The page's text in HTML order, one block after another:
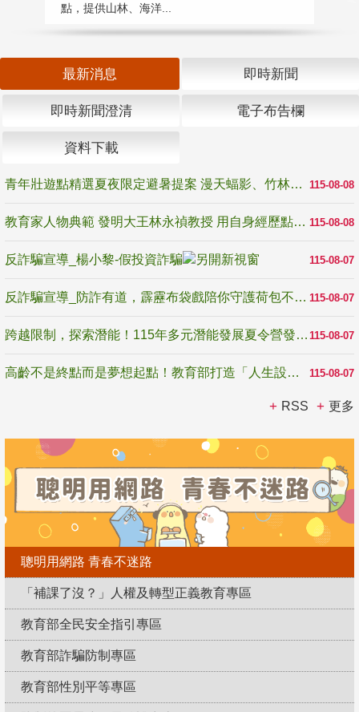
點，提供山林、海洋...
最新消息 即時新聞
即時新聞澄清 電子布告欄
資料下載
115-08-08
青年壯遊點精選夏夜限定避暑提案 漫天蝠影、竹林尋蛙、茶香夜觀 邀青年暮色出發
115-08-08
教育家人物典範 發明大王林永禎教授 用自身經歷點亮學生的路
115-08-07
反詐騙宣導_楊小黎-假投資詐騙
115-08-07
反詐騙宣導_防詐有道，霹靂布袋戲陪你守護荷包不受騙
115-08-07
跨越限制，探索潛能！115年多元潛能發展夏令營發掘生命無限可能
115-08-07
高齡不是終點而是夢想起點！教育部打造「人生設計夢工場」 參展第3屆高齡健康產業博覽會
RSS 更多
聰明用網路 青春不迷路
「補課了沒？」人權及轉型正義教育專區
教育部全民安全指引專區
教育部詐騙防制專區
教育部性別平等專區